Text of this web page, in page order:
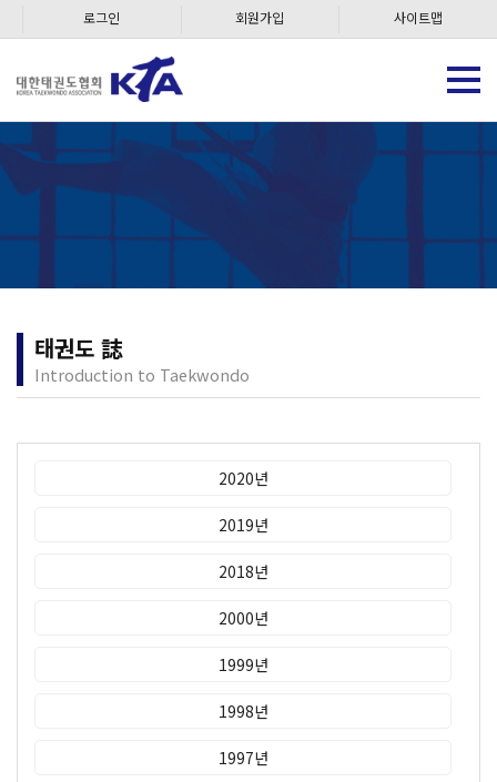
로그인 회원가입 사이트맵
태권도 誌
Introduction to Taekwondo
2020년
2019년
2018년
2000년
1999년
1998년
1997년